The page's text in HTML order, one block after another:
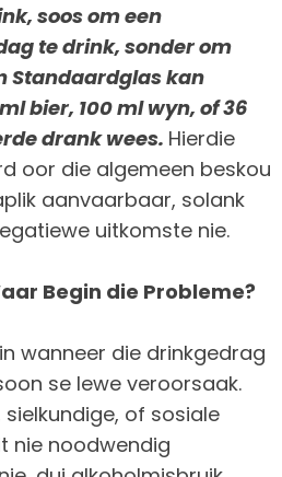
soos om een
te drink, sonder om
Standaardglas kan
bier, 100 ml wyn, of 36
drank wees. Hierdie
oor die algemeen beskou
aanvaarbaar, solank
uitkomste nie.
Begin die Probleme?
wanneer die drinkgedrag
se lewe veroorsaak.
of sosiale
nie noodwendig